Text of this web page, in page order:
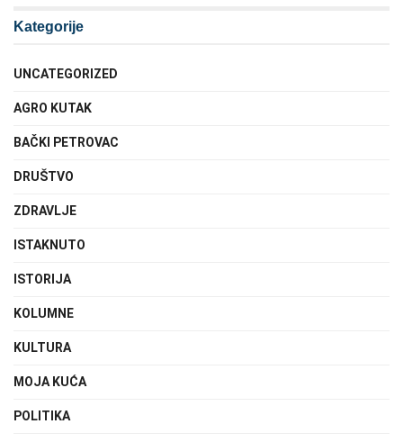
Kategorije
UNCATEGORIZED
AGRO KUTAK
BAČKI PETROVAC
DRUŠTVO
ZDRAVLJE
ISTAKNUTO
ISTORIJA
KOLUMNE
KULTURA
MOJA KUĆA
POLITIKA